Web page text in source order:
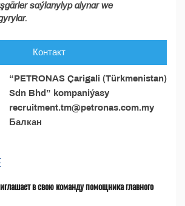
saýlanylyp alynar we
Контакт
“PETRONAS Çarigali (Türkmenistan)
Sdn Bhd” kompaniýasy
recruitment.tm@petronas.com.my
Балкан
в свою команду помощника главного